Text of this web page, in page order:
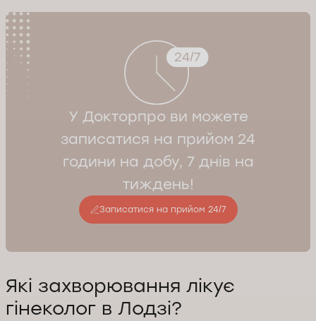
У Докторпро ви можете
записатися на прийом 24
години на добу, 7 днів на
тиждень!
Записатися на прийом 24/7
Які захворювання лікує
гінеколог в Лодзі?